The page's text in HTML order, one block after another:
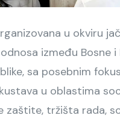
u okviru
između Bosne i
sa posebnim
u oblastima
zaštite, tržišta rada,